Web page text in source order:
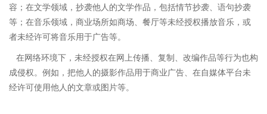
容；在文学领域，抄袭他人的文学作品，包括情节抄袭、语句抄袭
等；在音乐领域，商业场所如商场、餐厅等未经授权播放音乐，或
者未经许可将音乐用于广告等。
在网络环境下，未经授权在网上传播、复制、改编作品等行为也构
成侵权。例如，把他人的摄影作品用于商业广告、在自媒体平台未
经许可使用他人的文章或图片等。